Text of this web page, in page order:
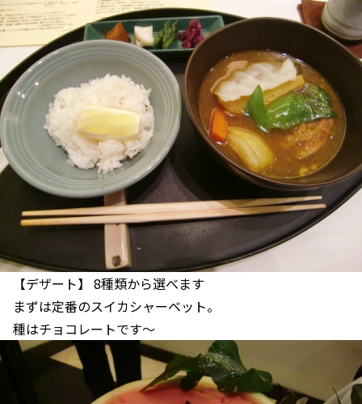
【デザート】 8種類から選べます
まずは定番のスイカシャーベット。
種はチョコレートです～